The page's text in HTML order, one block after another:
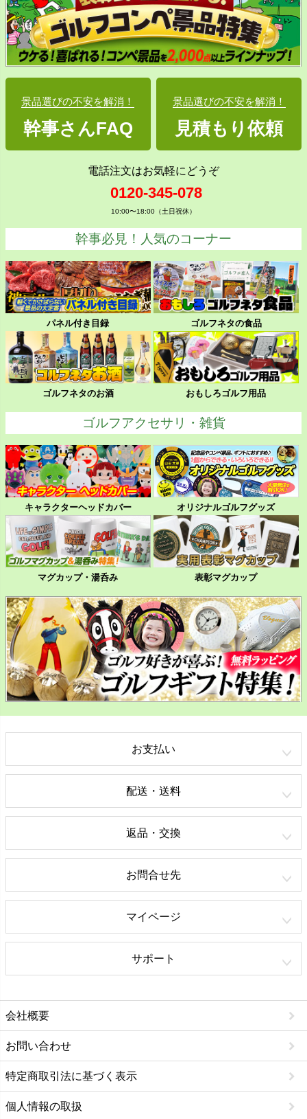
景品選びの不安を解消！
幹事さんFAQ
景品選びの不安を解消！
見積もり依頼
電話注文はお気軽にどうぞ
0120-345-078
10:00〜18:00（土日祝休）
幹事必見！人気のコーナー
パネル付き目録 ゴルフネタの食品
ゴルフネタのお酒 おもしろゴルフ用品
ゴルフアクセサリ・雑貨
キャラクターヘッドカバー オリジナルゴルフグッズ
マグカップ・湯呑み 表彰マグカップ
お支払い
配送・送料
返品・交換
お問合せ先
マイページ
サポート
会社概要
お問い合わせ
特定商取引法に基づく表示
個人情報の取扱